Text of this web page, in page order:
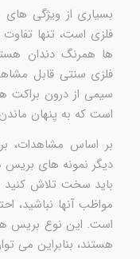
بسیاری از ویژگی
فلزی است، تنها
ها همرنگ دندان
فلزی سنتی قابل
سیمی از درون براکت
است که به پنهان
بر اساس مشاهدات،
دیگر نمونه های بریس
باید سخت تلاش کنید تا
مواظب آنها نباشید،
است. این نوع بریس ها
هستند، بنابراین می